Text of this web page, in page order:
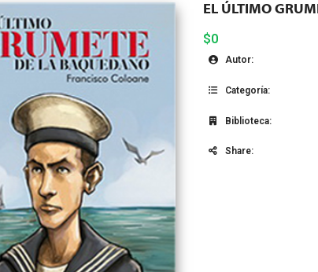
EL ÚLTIMO
$0
Autor:
Categoría:
Biblioteca:
Share: